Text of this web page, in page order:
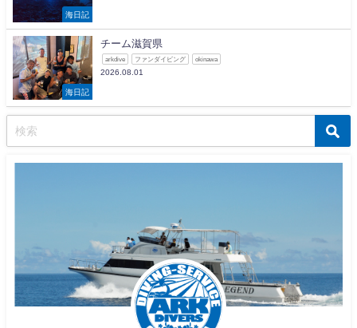
海日記
海日記
チーム滋賀県
arkdive ファンダイビング okinawa
2026.08.01